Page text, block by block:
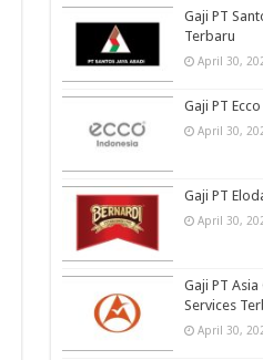
Gaji PT
Terbaru
April 30,
Gaji PT
April 30,
Gaji PT
April 30,
Gaji PT
Services
April 30,